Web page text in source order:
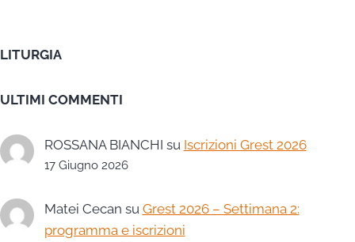
LITURGIA
ULTIMI COMMENTI
ROSSANA BIANCHI su Iscrizioni Grest 2026
17 Giugno 2026
Matei Cecan su Grest 2026 – Settimana 2:
programma e iscrizioni